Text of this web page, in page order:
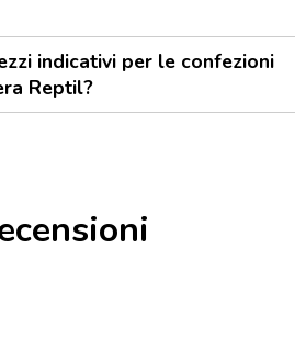
indicativi per le confezioni
Reptil?